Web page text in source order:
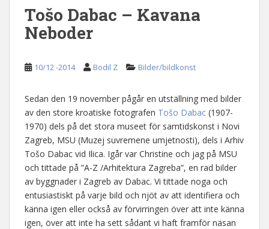
Tošo Dabac – Kavana
Neboder
10/12 -2014 Bodil Z Bilder/bildkonst
Sedan den 19 november pågår en utställning med bilder
av den store kroatiske fotografen Tošo Dabac (1907-
1970) dels på det stora museet för samtidskonst i Novi
Zagreb, MSU (Muzej suvremene umjetnosti), dels i Arhiv
Tošo Dabac vid Ilica. Igår var Christine och jag på MSU
och tittade på ”A-Z /Arhitektura Zagreba”, en rad bilder
av byggnader i Zagreb av Dabac. Vi tittade noga och
entusiastiskt på varje bild och njöt av att identifiera och
känna igen eller också av förvirringen över att inte känna
igen, över att inte ha sett sådant vi haft framför näsan